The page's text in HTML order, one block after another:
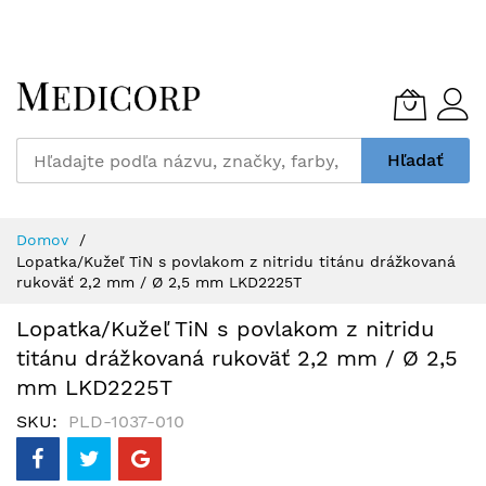
to
Content
Hľadať
Domov
Lopatka/Kužeľ TiN s povlakom z nitridu titánu drážkovaná
rukoväť 2,2 mm / Ø 2,5 mm LKD2225T
Lopatka/Kužeľ TiN s povlakom z nitridu
titánu drážkovaná rukoväť 2,2 mm / Ø 2,5
mm LKD2225T
SKU PLD-1037-010